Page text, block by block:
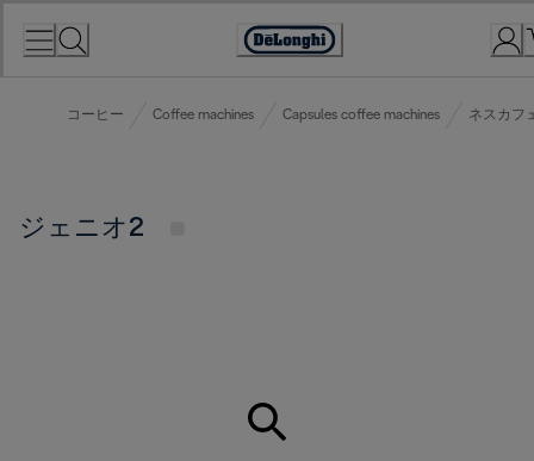
Accessibility
コーヒー Coffee machines Capsules coffee machines ネスカフ
ジェニオ2